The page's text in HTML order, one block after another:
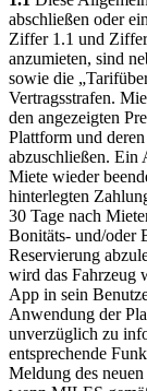
abschließen oder
Ziffer 1.1 und
anzumieten, sind
sowie die
Vertragsstrafen.
den angezeigten
Plattform und
abzuschließen. Ein
Miete wieder
hinterlegten
30 Tage nach
Bonitäts- und/oder
Reservierung
wird das Fahrzeug
App in sein
Anwendung der
unverzüglich zu
entsprechende
Meldung des